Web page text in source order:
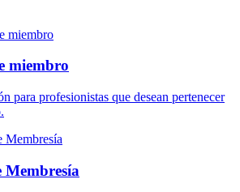
miembro
para profesionistas que desean pertenecer
Membresía